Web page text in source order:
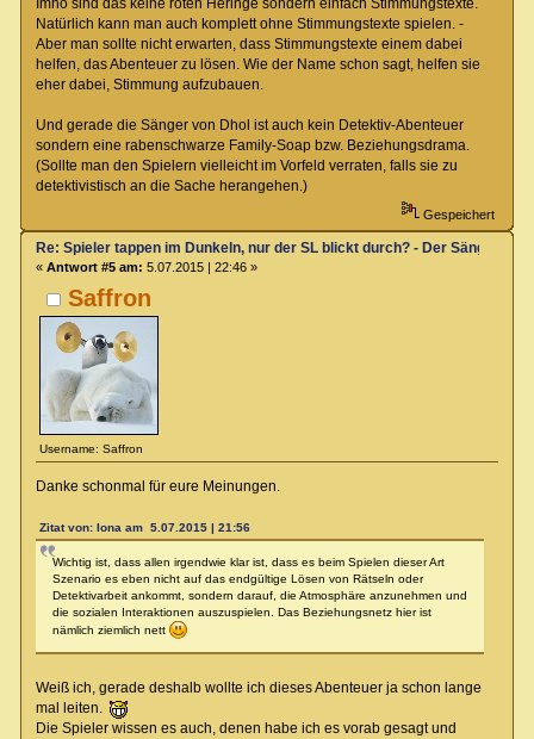
Imho sind das keine roten Heringe sondern einfach Stimmungstexte.
Natürlich kann man auch komplett ohne Stimmungstexte spielen. -
Aber man sollte nicht erwarten, dass Stimmungstexte einem dabei
helfen, das Abenteuer zu lösen. Wie der Name schon sagt, helfen sie
eher dabei, Stimmung aufzubauen.
Und gerade die Sänger von Dhol ist auch kein Detektiv-Abenteuer
sondern eine rabenschwarze Family-Soap bzw. Beziehungsdrama.
(Sollte man den Spielern vielleicht im Vorfeld verraten, falls sie zu
detektivistisch an die Sache herangehen.)
Gespeichert
Saffron
Username: Saffron
Re: Spieler tappen im Dunkeln, nur der SL blickt durch? - Der Sänger von
« Antwort #5 am: 5.07.2015 | 22:46 »
Danke schonmal für eure Meinungen.
Zitat von: Iona am 5.07.2015 | 21:56
Wichtig ist, dass allen irgendwie klar ist, dass es beim Spielen dieser Art
Szenario es eben nicht auf das endgültige Lösen von Rätseln oder
Detektivarbeit ankommt, sondern darauf, die Atmosphäre anzunehmen und
die sozialen Interaktionen auszuspielen. Das Beziehungsnetz hier ist
nämlich ziemlich nett
Weiß ich, gerade deshalb wollte ich dieses Abenteuer ja schon lange
mal leiten.
Die Spieler wissen es auch, denen habe ich es vorab gesagt und